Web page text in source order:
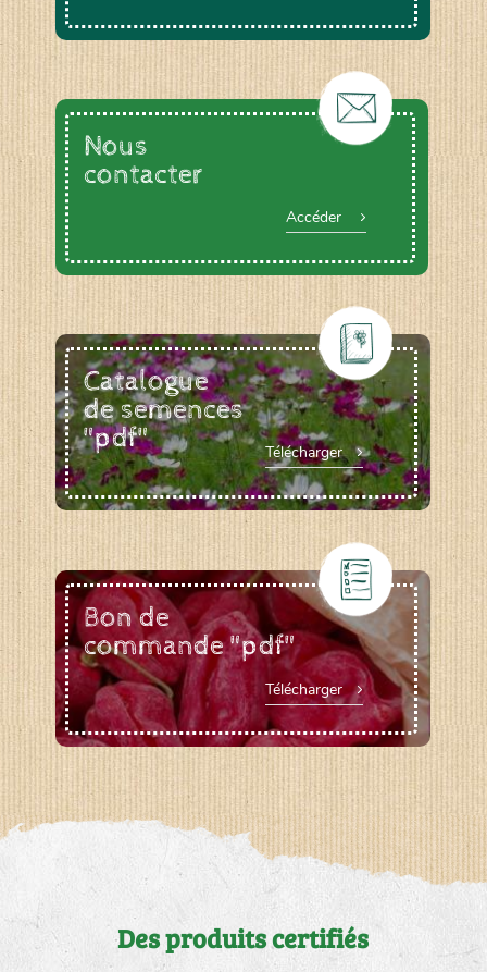
Nous
contacter
Accéder
Catalogue
de semences
"pdf"
Télécharger
Bon de
commande "pdf"
Télécharger
Des produits certifiés